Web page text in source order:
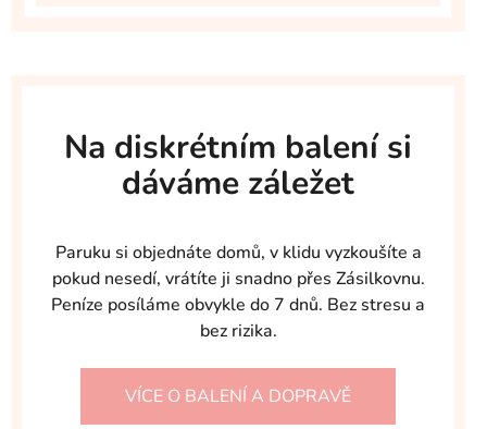
Na diskrétním balení si
dáváme záležet
Paruku si objednáte domů, v klidu vyzkoušíte a
pokud nesedí, vrátíte ji snadno přes Zásilkovnu.
Peníze posíláme obvykle do 7 dnů. Bez stresu a
bez rizika.
VÍCE O BALENÍ A DOPRAVĚ